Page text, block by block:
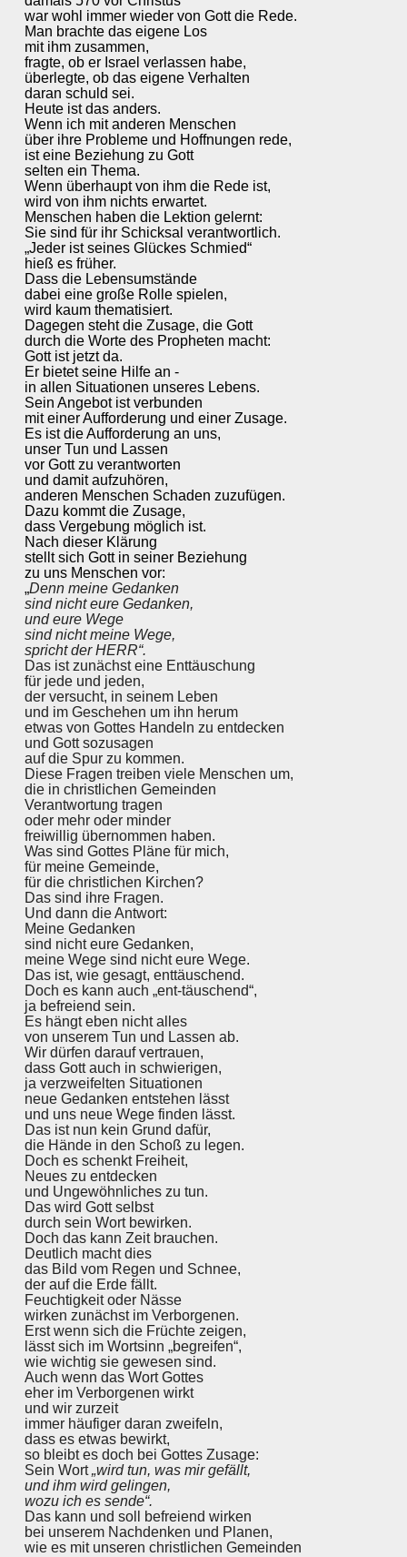
war wohl immer wieder von Gott die Rede.
Man brachte das eigene Los
mit ihm zusammen,
fragte, ob er Israel verlassen habe,
überlegte, ob das eigene Verhalten
daran schuld sei.
Heute ist das anders.
Wenn ich mit anderen Menschen
über ihre Probleme und Hoffnungen rede,
ist eine Beziehung zu Gott
selten ein Thema.
Wenn überhaupt von ihm die Rede ist,
wird von ihm nichts erwartet.
Menschen haben die Lektion gelernt:
Sie sind für ihr Schicksal verantwortlich.
„Jeder ist seines Glückes Schmied“
hieß es früher.
Dass die Lebensumstände
dabei eine große Rolle spielen,
wird kaum thematisiert.
Dagegen steht die Zusage, die Gott
durch die Worte des Propheten macht:
Gott ist jetzt da.
Er bietet seine Hilfe an -
in allen Situationen unseres Lebens.
Sein Angebot ist verbunden
mit einer Aufforderung und einer Zusage.
Es ist die Aufforderung an uns,
unser Tun und Lassen
vor Gott zu verantworten
und damit aufzuhören,
anderen Menschen Schaden zuzufügen.
Dazu kommt die Zusage,
dass Vergebung möglich ist.
Nach dieser Klärung
stellt sich Gott in seiner Beziehung
zu uns Menschen vor:
„Denn meine Gedanken
sind nicht eure Gedanken,
und eure Wege
sind nicht meine Wege,
spricht der HERR“.
Das ist zunächst eine Enttäuschung
für jede und jeden,
der versucht, in seinem Leben
und im Geschehen um ihn herum
etwas von Gottes Handeln zu entdecken
und Gott sozusagen
auf die Spur zu kommen.
Diese Fragen treiben viele Menschen um,
die in christlichen Gemeinden
Verantwortung tragen
oder mehr oder minder
freiwillig übernommen haben.
Was sind Gottes Pläne für mich,
für meine Gemeinde,
für die christlichen Kirchen?
Das sind ihre Fragen.
Und dann die Antwort:
Meine Gedanken
sind nicht eure Gedanken,
meine Wege sind nicht eure Wege.
Das ist, wie gesagt, enttäuschend.
Doch es kann auch „ent-täuschend“,
ja befreiend sein.
Es hängt eben nicht alles
von unserem Tun und Lassen ab.
Wir dürfen darauf vertrauen,
dass Gott auch in schwierigen,
ja verzweifelten Situationen
neue Gedanken entstehen lässt
und uns neue Wege finden lässt.
Das ist nun kein Grund dafür,
die Hände in den Schoß zu legen.
Doch es schenkt Freiheit,
Neues zu entdecken
und Ungewöhnliches zu tun.
Das wird Gott selbst
durch sein Wort bewirken.
Doch das kann Zeit brauchen.
Deutlich macht dies
das Bild vom Regen und Schnee,
der auf die Erde fällt.
Feuchtigkeit oder Nässe
wirken zunächst im Verborgenen.
Erst wenn sich die Früchte zeigen,
lässt sich im Wortsinn „begreifen“,
wie wichtig sie gewesen sind.
Auch wenn das Wort Gottes
eher im Verborgenen wirkt
und wir zurzeit
immer häufiger daran zweifeln,
dass es etwas bewirkt,
so bleibt es doch bei Gottes Zusage:
Sein Wort„wird tun, was mir gefällt,
und ihm wird gelingen,
wozu ich es sende“.
Das kann und soll befreiend wirken
bei unserem Nachdenken und Planen,
wie es mit unseren christlichen Gemeinden